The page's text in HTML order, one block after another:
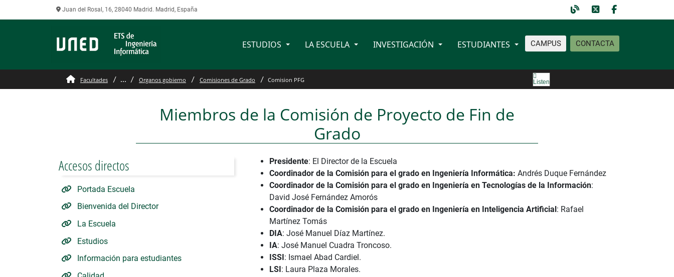
Juan del Rosal, 16, 28040 Madrid. Madrid, España
CAMPUS CONTACTA
ESTUDIOS LA ESCUELA INVESTIGACIÓN ESTUDIANTES
Comision PFG
Facultades ... Organos gobierno Comisiones de Grado Comision PFG Listen
Miembros de la Comisión de Proyecto de Fin de
Grado
Accesos directos
Portada Escuela
Bienvenida del Director
La Escuela
Estudios
Información para estudiantes
Presidente: El Director de la Escuela
Coordinador de la Comisión para el grado en Ingeniería Informática: Andrés Duque Fernández
Coordinador de la Comisión para el grado en Ingeniería en Tecnologías de la Información:
David José Fernández Amorós
Coordinador de la Comisión para el grado en Ingeniería en Inteligencia Artificial: Rafael
Martínez Tomás
DIA: José Manuel Díaz Martínez.
IA: José Manuel Cuadra Troncoso.
ISSI: Ismael Abad Cardiel.
LSI: Laura Plaza Morales.